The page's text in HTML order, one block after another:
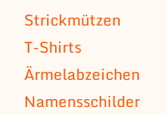
Strickmützen
T-Shirts
Ärmelabzeichen
Namensschilder